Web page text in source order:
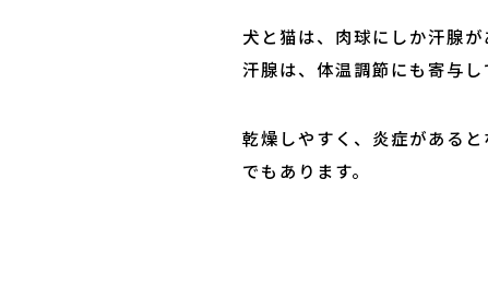
犬と猫は、肉球にしか汗腺が
汗腺は、体温調節にも寄与し
乾燥しやすく、炎症がある
でもあります。